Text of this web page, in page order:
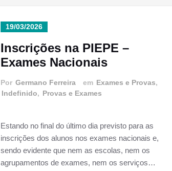
19/03/2026
Inscrições na PIEPE –
Exames Nacionais
Por Germano Ferreira em Exames e Provas,
Indefinido, Provas e Exames
Estando no final do último dia previsto para as
inscrições dos alunos nos exames nacionais e,
sendo evidente que nem as escolas, nem os
agrupamentos de exames, nem os serviços…